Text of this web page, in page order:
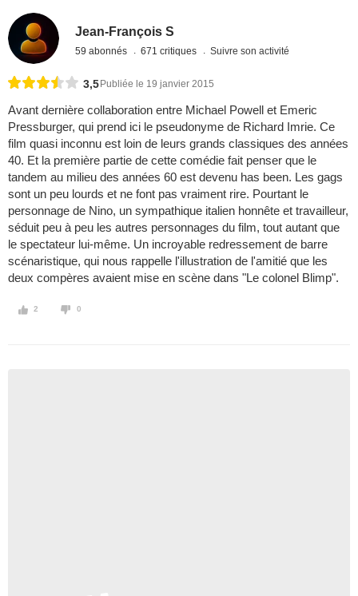
Jean-François S
59 abonnés 671 critiques Suivre son activité
3,5 Publiée le 19 janvier 2015
Avant dernière collaboration entre Michael Powell et Emeric
Pressburger, qui prend ici le pseudonyme de Richard Imrie. Ce
film quasi inconnu est loin de leurs grands classiques des années
40. Et la première partie de cette comédie fait penser que le
tandem au milieu des années 60 est devenu has been. Les gags
sont un peu lourds et ne font pas vraiment rire. Pourtant le
personnage de Nino, un sympathique italien honnête et travailleur,
séduit peu à peu les autres personnages du film, tout autant que
le spectateur lui-même. Un incroyable redressement de barre
scénaristique, qui nous rappelle l'illustration de l'amitié que les
deux compères avaient mise en scène dans "Le colonel Blimp".
2 0